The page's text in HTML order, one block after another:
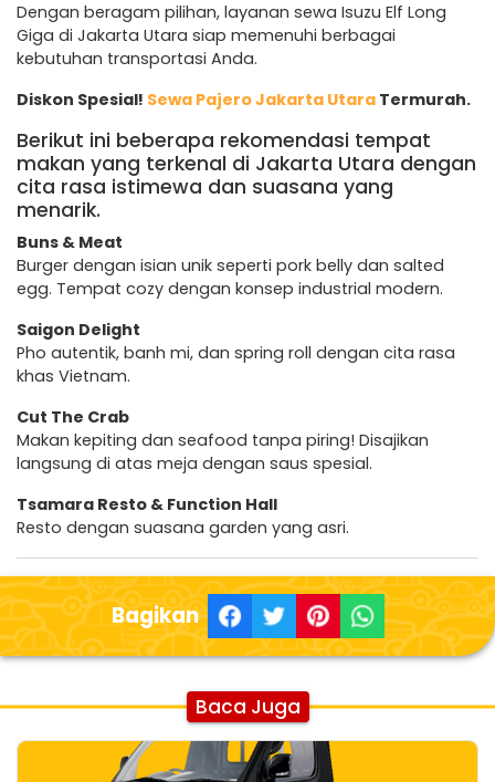
Dengan beragam pilihan, layanan sewa Isuzu Elf Long
Giga di Jakarta Utara siap memenuhi berbagai
kebutuhan transportasi Anda.
Diskon Spesial! Sewa Pajero Jakarta Utara Termurah.
Berikut ini beberapa rekomendasi tempat
makan yang terkenal di Jakarta Utara dengan
cita rasa istimewa dan suasana yang
menarik.
Buns & Meat
Burger dengan isian unik seperti pork belly dan salted
egg. Tempat cozy dengan konsep industrial modern.
Saigon Delight
Pho autentik, banh mi, dan spring roll dengan cita rasa
khas Vietnam.
Cut The Crab
Makan kepiting dan seafood tanpa piring! Disajikan
langsung di atas meja dengan saus spesial.
Tsamara Resto & Function Hall
Resto dengan suasana garden yang asri.
Bagikan
Baca Juga